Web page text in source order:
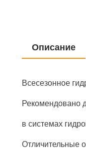
Описание
Всесезонное
Рекомендовано
в системах
Отличительные